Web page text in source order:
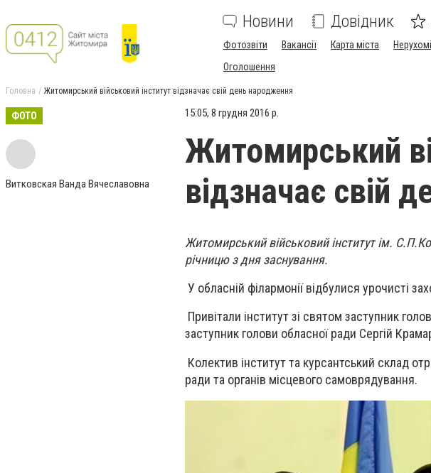
Новини Довідник
Фотозвіти Вакансії Карта міста
Оголошення
Головна Житомирський військовий інститут відзначає свій день народження
ФОТО
Витковская Ванда Вячеславовна
15:05, 8 грудня 2016 р.
Житомирський
відзначає свій
Житомирський військовий інститут ім.
річницю з дня заснування.
У обласній філармонії відбулися урочисті
Привітали інститут зі святом заступник
заступник голови обласної ради Сергій
Колектив інститут та курсантський склад
ради та органів місцевого самоврядування.